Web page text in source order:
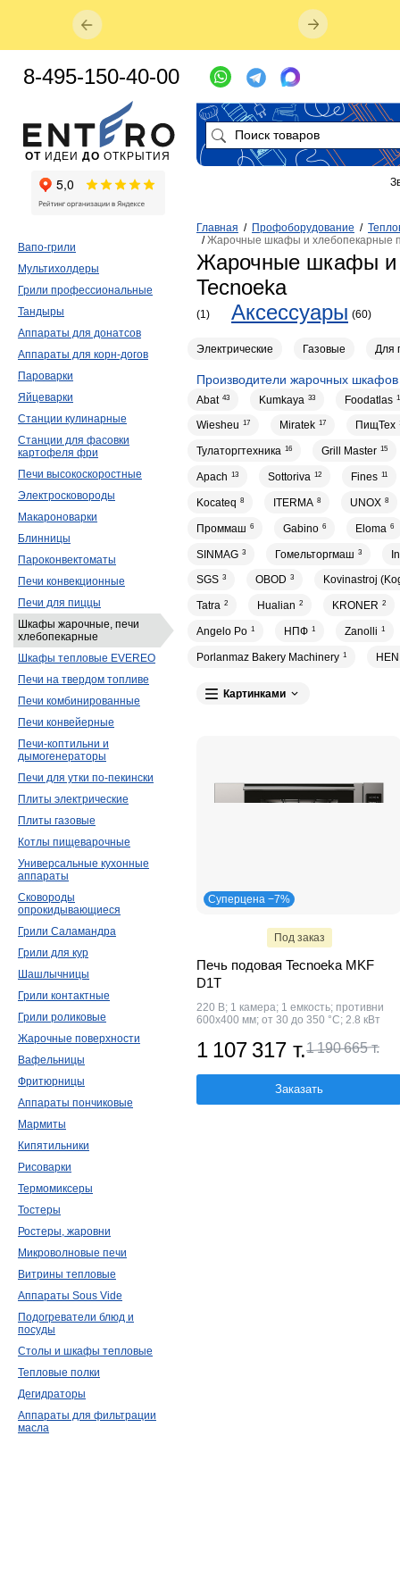
Главная / Профоборудование /
/Жарочные шкафы и хлебопекарные
Жарочные шкафы и
Tecnoeka
(1) Аксессуары (60)
Электрические Газовые Для
Производители жарочных
Abat 43 Kumkaya 33 Foodatlas
Wiesheu 17 Miratek 17 ПищТех
Тулаторгтехника 16 Grill Master 15
Apach 13 Sottoriva 12 Fines 11
Kocateq 8 ITERMA 8 UNOX 8
Проммаш 6 Gabino 6 Eloma 6
SINMAG 3 Гомельторгмаш 3
SGS 3 OBOD 3 Kovinastroj
Tatra 2 Hualian 2 KRONER 2
Angelo Po 1 НПФ 1 Zanolli 1
Porlanmaz Bakery Machinery 1
Картинками
Суперцена −7%
Под заказ
Печь подовая Tecnoeka MKF
D1T
220 В; 1 камера; 1 емкость; противни
600х400 мм; от 30 до 350 °С; 2.8 кВт
1 107 317 т.1 190 665 т.
Заказать
Вапо-грили
Мультихолдеры
Грили профессиональные
Тандыры
Аппараты для донатсов
Аппараты для корн-догов
Пароварки
Яйцеварки
Станции кулинарные
Станции для фасовки
картофеля фри
Печи высокоскоростные
Электросковороды
Макароноварки
Блинницы
Пароконвектоматы
Печи конвекционные
Печи для пиццы
Шкафы жарочные, печи
хлебопекарные
Шкафы тепловые EVEREO
Печи на твердом топливе
Печи комбинированные
Печи конвейерные
Печи-коптильни и
дымогенераторы
Печи для утки по-пекински
Плиты электрические
Плиты газовые
Котлы пищеварочные
Универсальные кухонные
аппараты
Сковороды
опрокидывающиеся
Грили Саламандра
Грили для кур
Шашлычницы
Грили контактные
Грили роликовые
Жарочные поверхности
Вафельницы
Фритюрницы
Аппараты пончиковые
Мармиты
Кипятильники
Рисоварки
Термомиксеры
Тостеры
Ростеры, жаровни
Микроволновые печи
Витрины тепловые
Аппараты Sous Vide
Подогреватели блюд и
посуды
Столы и шкафы тепловые
Тепловые полки
Дегидраторы
Аппараты для фильтрации
масла
ОТ ИДЕИ ДО ОТКРЫТИЯ
8-495-150-40-00